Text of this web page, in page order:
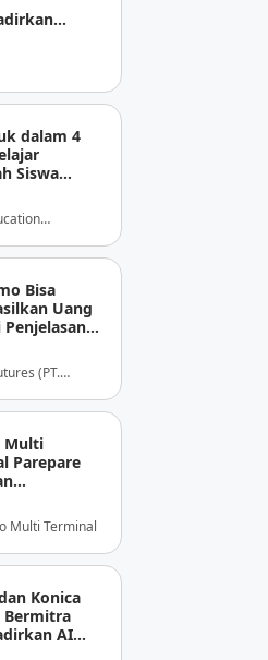
Digital
dalam 4
Siswa
Saat
Data
Bisa
Uang
(PT.
Multi
Parepare
di Pintu
Multi Terminal
Konica
Bermitra
AI